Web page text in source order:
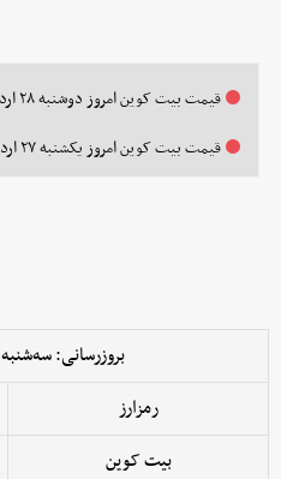
قیمت بیت کوین امروز دوشنبه ۲۸ اردیبهشت ۱۴۰۵
قیمت بیت کوین امروز یکشنبه ۲۷ اردیبهشت ۱۴۰۵
بروزرسانی: سه‌شنبه 29 اردیبهشت
رمزارز
بیت کوین